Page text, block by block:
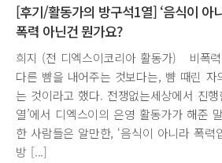
[후기/활동가의 방구석1열] ‘음식이 아
폭력 아닌건 뭔가요?
희지 (전 디엑스이코리아 활동가) 비폭
다른 뺨을 내어주는 것보다는, 뺨 때린 자
는 것이라고 했다. 전쟁없는세상에서 진
열’에서 디엑스이의 은영 활동가가 해준
한 사람들은 알만한, ‘음식이 아니라 폭력
방 [...]